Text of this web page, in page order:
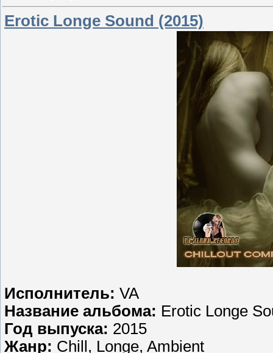
Erotic Longe Sound (2015)
Исполнитель: VA
Название альбома: Erotic Longe
Год выпуска: 2015
Жанр: Chill, Longe, Ambient